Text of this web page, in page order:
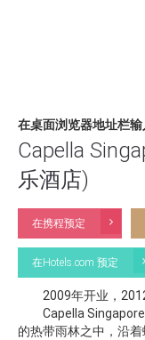
在桌面浏览器地址栏输
Capella
乐酒店)
在携程预定
在Hotels.com 预定
2009年开业，2012
Capella Singapore
的热带雨林之中，沿